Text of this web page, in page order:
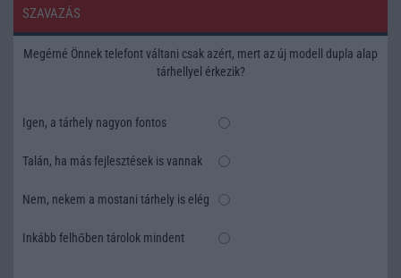
SZAVAZÁS
Megérné Önnek telefont váltani csak azért, mert az új modell dupla alap
tárhellyel érkezik?
Igen, a tárhely nagyon fontos
Talán, ha más fejlesztések is vannak
Nem, nekem a mostani tárhely is elég
Inkább felhőben tárolok mindent